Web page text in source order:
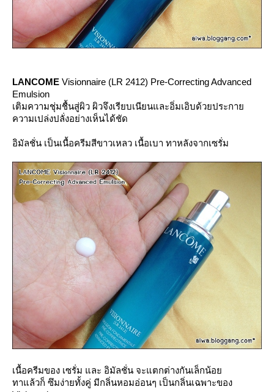
LANCOME Visionnaire (LR 2412) Pre-Correcting Advanced
Emulsion
เติมความชุ่มชื้นสู่ผิว ผิวจึงเรียบเนียนและอิ่มเอิบด้วยประกา
ความเปล่งปลั่งอย่างเห็นได้ชัด
อิมัลชั่น เป็นเนื้อครีมสีขาวเหลว เนื้อเบา ทาหลังจากเซรั่ม
เนื้อครีมของ เซรั่ม และ อิมัลชั่น จะแตกต่างกันเล็กน้อ
ทาแล้วก็ ซึมง่ายทั้งคู่ มีกลิ่นหอมอ่อนๆ เป็นกลิ่นเฉพาะของ